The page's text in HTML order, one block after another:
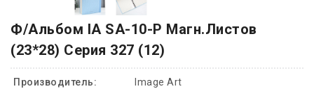
Ф/Альбом IA SA-10-P Магн.листов
(23*28) Серия 327 (12)
Производитель:
Image Art